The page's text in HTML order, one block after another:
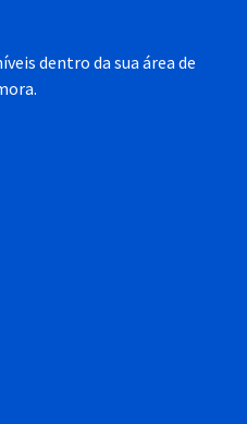
dentro da sua área de